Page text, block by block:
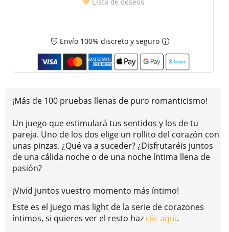
Lista de deseos
Envío 100% discreto y seguro
¡Más de 100 pruebas llenas de puro romanticismo!
Un juego que estimulará tus sentidos y los de tu
pareja. Uno de los dos elige un rollito del corazón con
unas pinzas. ¿Qué va a suceder? ¿Disfrutaréis juntos
de una cálida noche o de una noche íntima llena de
pasión?
¡Vivid juntos vuestro momento más íntimo!
Este es el juego mas light de la serie de corazones
íntimos, si quieres ver el resto haz clic aqui.